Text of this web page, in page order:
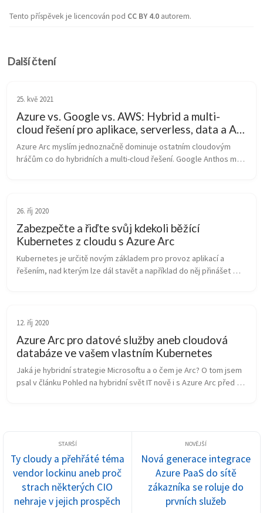
Tento příspěvek je licencován pod CC BY 4.0 autorem.
Další čtení
25. kvě 2021
Azure vs. Google vs. AWS: Hybrid a multi-
cloud řešení pro aplikace, serverless, data a AI -
srovnání Azure Stack, Azure Arc, Google
Anthos, AWS Outpost a Amazon RDS for
Azure Arc myslím jednoznačně dominuje ostatním cloudovým
hráčům co do hybridních a multi-cloud řešení. Google Anthos má
26. říj 2020
Zabezpečte a řiďte svůj kdekoli běžící
Kubernetes z cloudu s Azure Arc
Kubernetes je určitě novým základem pro provoz aplikací a
řešením, nad kterým lze dál stavět a například do něj přinášet
12. říj 2020
Azure Arc pro datové služby aneb cloudová
databáze ve vašem vlastním Kubernetes
Jaká je hybridní strategie Microsoftu a o čem je Arc? O tom jsem
psal v článku Pohled na hybridní svět IT nově i s Azure Arc před
Ty cloudy a přehřáté téma
vendor lockinu aneb proč
strach některých CIO
nehraje v jejich prospěch
Nová generace integrace
Azure PaaS do sítě
zákazníka se roluje do
prvních služeb